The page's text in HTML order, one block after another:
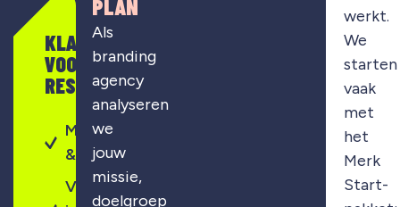
KLAAR
VOOR
RESULTAAT?
Merkontwikkeling
& strategie
Visuele
PLAN
Als
branding
agency
analyseren
we
jouw
missie,
doelgroep
werkt.
We
starten
vaak
met
het
Merk
Start-